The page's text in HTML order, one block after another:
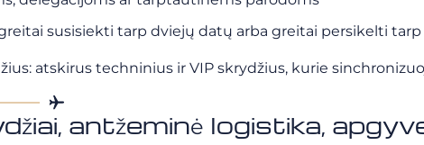
susisiekti tarp dviejų datų arba greitai persikelti
atskirus techninius ir VIP skrydžius, kurie
antžeminė logistika,